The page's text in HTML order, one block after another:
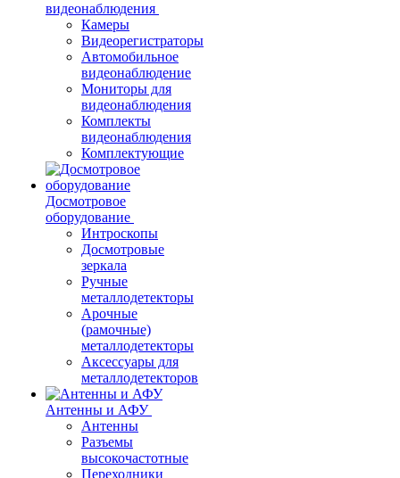
видеонаблюдения
Камеры
Видеорегистраторы
Автомобильное
видеонаблюдение
Мониторы для
видеонаблюдения
Комплекты
видеонаблюдения
Комплектующие
Досмотровое
оборудование
Интроскопы
Досмотровые
зеркала
Ручные
металлодетекторы
Арочные
(рамочные)
металлодетекторы
Аксессуары для
металлодетекторов
Антенны и АФУ
Антенны
Разъемы
высокочастотные
Переходники